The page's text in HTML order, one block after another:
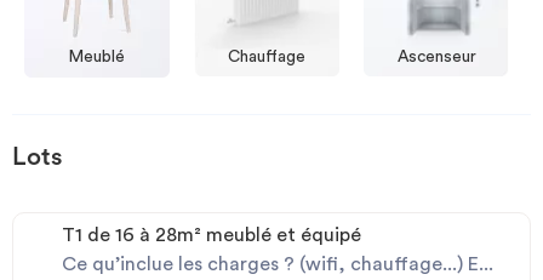
Meublé Chauffage Ascenseur
Lots
T1 de 16 à 28m² meublé et équipé
Ce qu’inclue les charges ? (wifi, chauffage...) E...